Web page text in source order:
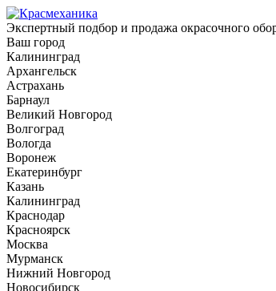
Экспертный подбор и продажа окрасочного
Ваш город
Калининград
Архангельск
Астрахань
Барнаул
Великий Новгород
Волгоград
Вологда
Воронеж
Екатеринбург
Казань
Калининград
Краснодар
Красноярск
Москва
Мурманск
Нижний Новгород
Новосибирск